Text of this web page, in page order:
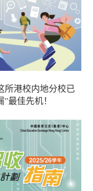
所港校内地分校已
最佳先机！